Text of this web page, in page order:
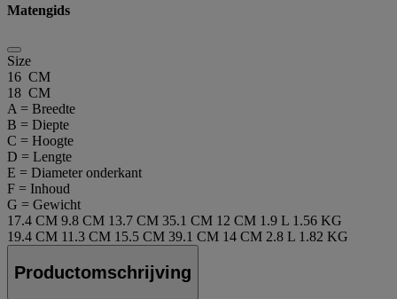
Matengids
Size
16 CM
18 CM
A = Breedte
B = Diepte
C = Hoogte
D = Lengte
E = Diameter onderkant
F = Inhoud
G = Gewicht
17.4 CM 9.8 CM 13.7 CM 35.1 CM 12 CM 1.9 L 1.56 KG
19.4 CM 11.3 CM 15.5 CM 39.1 CM 14 CM 2.8 L 1.82 KG
Productomschrijving